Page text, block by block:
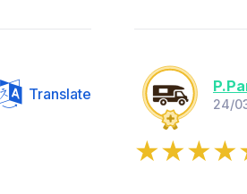
Translate
24/